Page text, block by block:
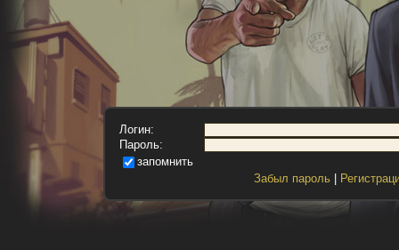
Логин:
Пароль:
запомнить
Забыл пароль|